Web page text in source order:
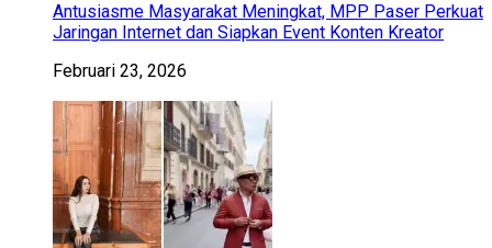
Antusiasme Masyarakat Meningkat, MPP Paser Perkuat
Jaringan Internet dan Siapkan Event Konten Kreator
Februari 23, 2026